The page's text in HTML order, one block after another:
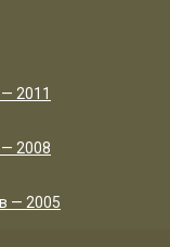
2011
2008
— 2005